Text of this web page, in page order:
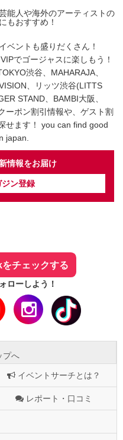
能人や海外のアーティストの
もおすすめ！
ベントも盛りだくさん！
でゴージャスに楽しもう！
渋谷、MAHARAJA、
、リッツ渋谷(LITTS
STAND、BAMBI大阪、
ーポン割引情報や、ゲスト割
せます！ you can find good
japan.
情報をお届け
ン登録
チェックする
ローしよう！
プへ
イベントサーチとは？
レポート・口コミ